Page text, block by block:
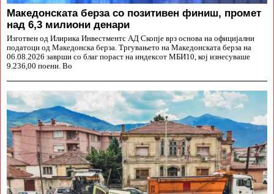
Македонската берза со позитивен финиш, промет
над 6,3 милиони денари
Изготвен од Илирика Инвестментс АД Скопје врз основа на официјални
податоци од Македонска берза. Тргувањето на Македонската берза на
06.08.2026 заврши со благ пораст на индексот МБИ10, кој изнесуваше
9.236,00 поени. Во